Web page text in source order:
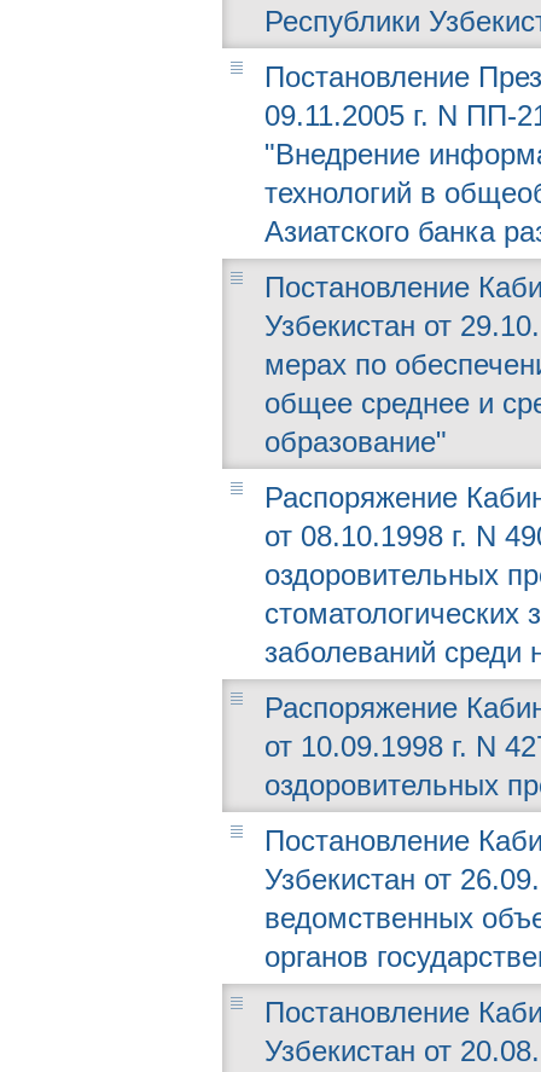
Республики
Постановление
09.11.2005 г. N ПП-
"Внедрение
технологий в
Азиатского банка
Постановление
Узбекистан от
мерах по
общее среднее и
образование"
Распоряжение
от 08.10.1998 г. N
оздоровительных
стоматологических
заболеваний среди
Распоряжение
от 10.09.1998 г. N
оздоровительных
Постановление
Узбекистан от
ведомственных
органов
Постановление
Узбекистан от